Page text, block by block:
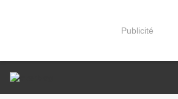
Publicité